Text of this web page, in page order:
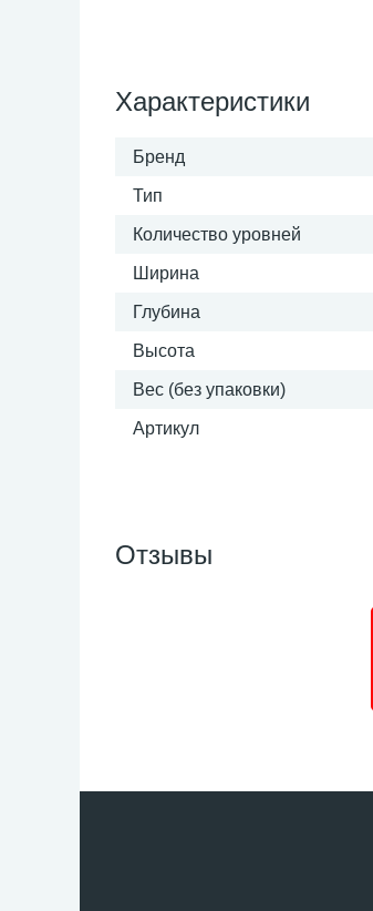
Характеристики
Бренд
Тип
Количество уровней
Ширина
Глубина
Высота
Вес (без упаковки)
Артикул
Отзывы